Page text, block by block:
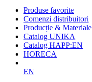
Produse favorite
Comenzi distribuitori
Producție & Materiale
Catalog UNIKA
Catalog HAPP:EN
HORECA
EN